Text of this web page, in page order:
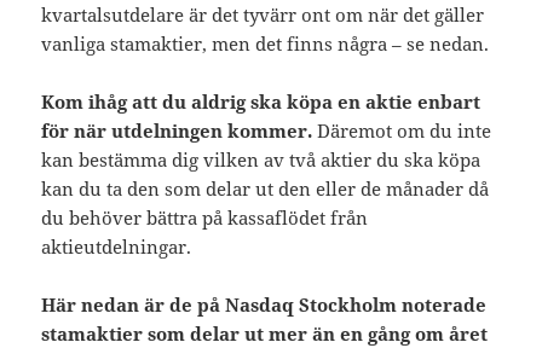
kvartalsutdelare är det tyvärr ont om när det gäller
vanliga stamaktier, men det finns några – se nedan.
Kom ihåg att du aldrig ska köpa en aktie enbart
för när utdelningen kommer. Däremot om du inte
kan bestämma dig vilken av två aktier du ska köpa
kan du ta den som delar ut den eller de månader då
du behöver bättra på kassaflödet från
aktieutdelningar.
Här nedan är de på Nasdaq Stockholm noterade
stamaktier som delar ut mer än en gång om året